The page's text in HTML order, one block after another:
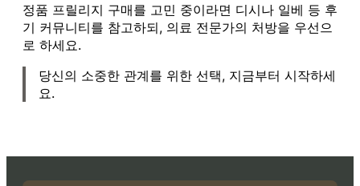
정품 프릴리지 구매를 고민 중이라면 디시나 일베 등 후
기 커뮤니티를 참고하되, 의료 전문가의 처방을 우선으
로 하세요.
당신의 소중한 관계를 위한 선택, 지금부터 시작하세
요.